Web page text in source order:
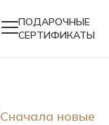
ПОДАРОЧНЫЕ
СЕРТИФИКАТЫ
Сначала новые